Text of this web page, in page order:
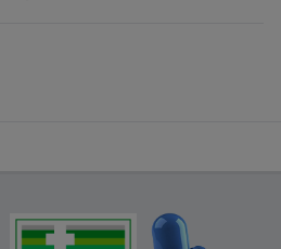
für Sie zu gestalten.